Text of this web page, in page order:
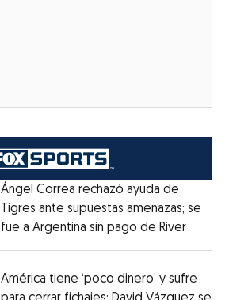
Ángel Correa rechazó ayuda de
Tigres ante supuestas amenazas; se
fue a Argentina sin pago de RiverOpens
América tiene ‘poco dinero’ y sufre